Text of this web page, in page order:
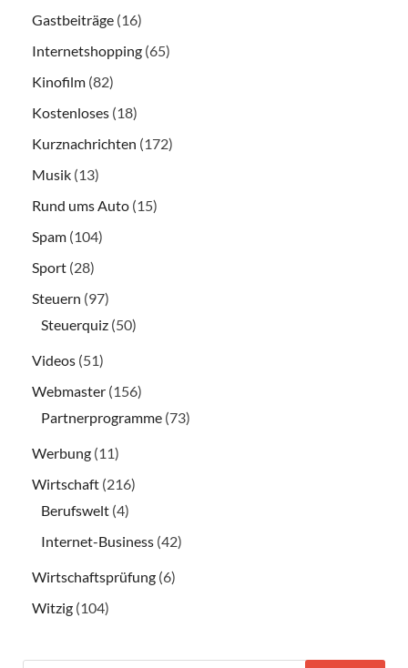
Gastbeiträge (16)
Internetshopping (65)
Kinofilm (82)
Kostenloses (18)
Kurznachrichten (172)
Musik (13)
Rund ums Auto (15)
Spam (104)
Sport (28)
Steuern (97)
Steuerquiz (50)
Videos (51)
Webmaster (156)
Partnerprogramme (73)
Werbung (11)
Wirtschaft (216)
Berufswelt (4)
Internet-Business (42)
Wirtschaftsprüfung (6)
Witzig (104)